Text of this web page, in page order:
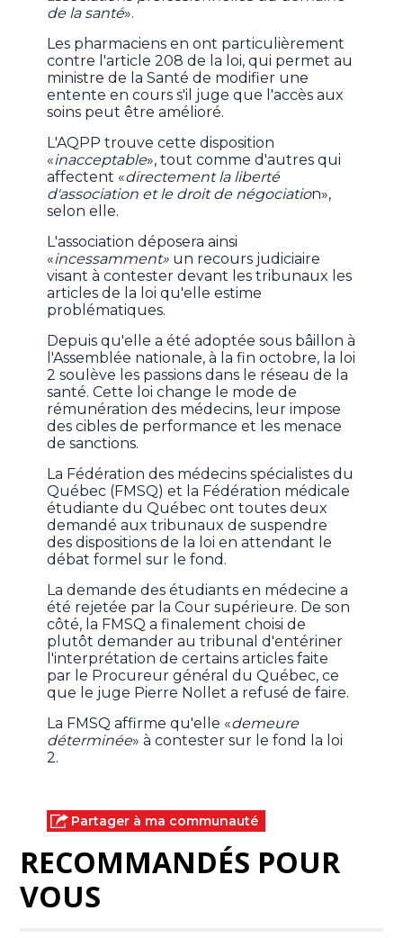
de la santé».
Les pharmaciens en ont particulièrement
contre l'article 208 de la loi, qui permet au
ministre de la Santé de modifier une
entente en cours s'il juge que l'accès aux
soins peut être amélioré.
L'AQPP trouve cette disposition
«inacceptable», tout comme d'autres qui
affectent «directement la liberté
d'association et le droit de négociation»,
selon elle.
L'association déposera ainsi
«incessamment» un recours judiciaire
visant à contester devant les tribunaux les
articles de la loi qu'elle estime
problématiques.
Depuis qu'elle a été adoptée sous bâillon à
l'Assemblée nationale, à la fin octobre, la loi
2 soulève les passions dans le réseau de la
santé. Cette loi change le mode de
rémunération des médecins, leur impose
des cibles de performance et les menace
de sanctions.
La Fédération des médecins spécialistes du
Québec (FMSQ) et la Fédération médicale
étudiante du Québec ont toutes deux
demandé aux tribunaux de suspendre
des dispositions de la loi en attendant le
débat formel sur le fond.
La demande des étudiants en médecine a
été rejetée par la Cour supérieure. De son
côté, la FMSQ a finalement choisi de
plutôt demander au tribunal d'entériner
l'interprétation de certains articles faite
par le Procureur général du Québec, ce
que le juge Pierre Nollet a refusé de faire.
La FMSQ affirme qu'elle «demeure
déterminée» à contester sur le fond la loi
2.
Partager à ma communauté
RECOMMANDÉS POUR
VOUS